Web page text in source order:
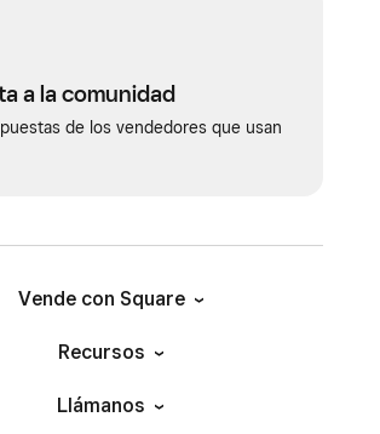
a la comunidad
de los vendedores que usan
Vende con Square
Recursos
Llámanos